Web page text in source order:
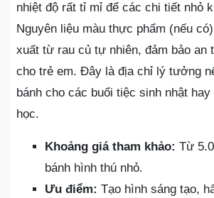
nhiệt độ rất tỉ mỉ để các chi tiết nhỏ
Nguyên liệu màu thực phẩm (nếu
xuất từ rau củ tự nhiên, đảm bảo an
cho trẻ em. Đây là địa chỉ lý tưởng
bánh cho các buổi tiệc sinh nhật
học.
Khoảng giá tham khảo: Từ
bánh hình thú nhỏ.
Ưu điểm: Tạo hình sáng tạo,